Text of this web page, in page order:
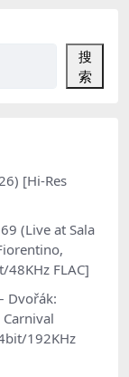
搜
索
[Hi-Res
(Live at Sala
FLAC]
Dvořák:
192KHz